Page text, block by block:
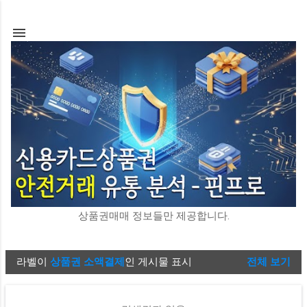
상품권매매 정보들만 제공합니다.
글
라벨이 상품권 소액결제인 게시물 표시 전체 보기